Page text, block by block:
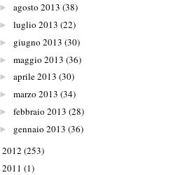
► agosto 2013 (38)
► luglio 2013 (22)
► giugno 2013 (30)
► maggio 2013 (36)
► aprile 2013 (30)
► marzo 2013 (34)
► febbraio 2013 (28)
► gennaio 2013 (36)
2012 (253)
2011 (1)